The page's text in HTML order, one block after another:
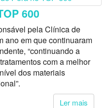
600
pela Clínica de
ano em que continuaram
“continuando a
com a melhor
dos materiais
Ler mais